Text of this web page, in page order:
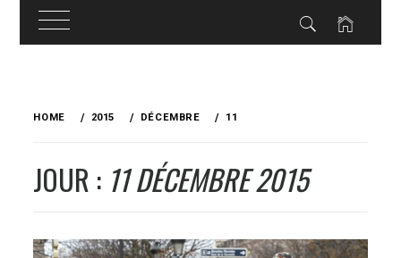
HOME 2015 DÉCEMBRE 11
JOUR : 11 DÉCEMBRE 2015